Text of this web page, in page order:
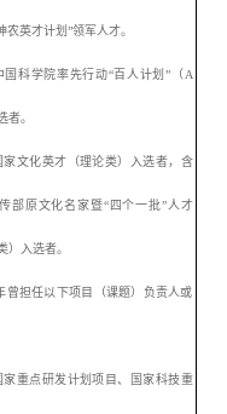
农英才计划”领军人才。
国科学院率先行动“百人计划”（A
者。
家文化英才（理论类）入选者，含
部原文化名家暨“四个一批”人才
）入选者。
曾担任以下项目（课题）负责人或
家重点研发计划项目、国家科技重